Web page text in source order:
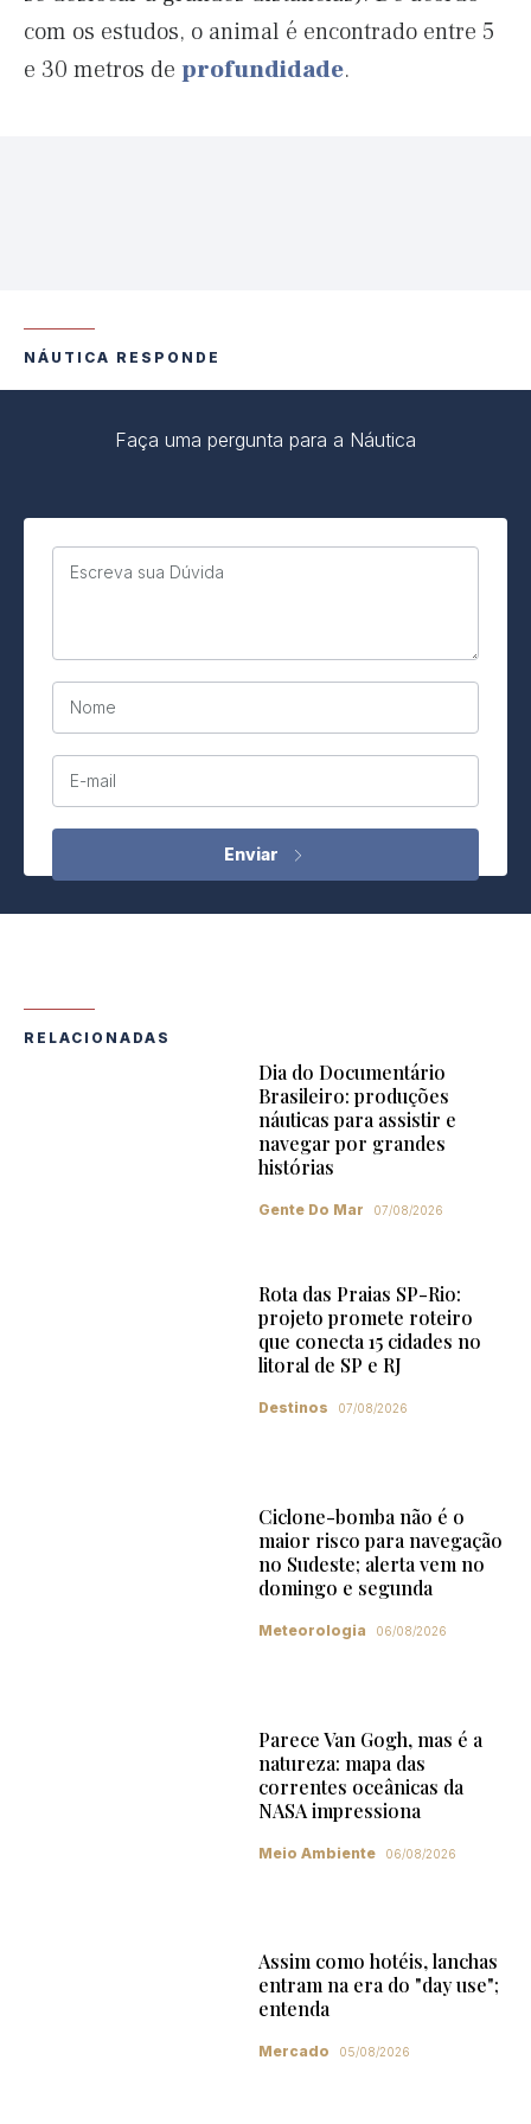
com os estudos, o animal é encontrado entre 5
e 30 metros de profundidade.
NÁUTICA RESPONDE
Faça uma pergunta para a Náutica
Escreva sua Dúvida
Nome
E-mail
RELACIONADAS
Dia do Documentário
Brasileiro: produções
náuticas para assistir e
navegar por grandes
histórias
Gente Do Mar 07/08/2026
Rota das Praias SP-Rio:
projeto promete roteiro
que conecta 15 cidades no
litoral de SP e RJ
Destinos 07/08/2026
Ciclone-bomba não é o
maior risco para navegação
no Sudeste; alerta vem no
domingo e segunda
Meteorologia 06/08/2026
Parece Van Gogh, mas é a
natureza: mapa das
correntes oceânicas da
NASA impressiona
Meio Ambiente 06/08/2026
Assim como hotéis, lanchas
entram na era do "day use";
entenda
Mercado 05/08/2026